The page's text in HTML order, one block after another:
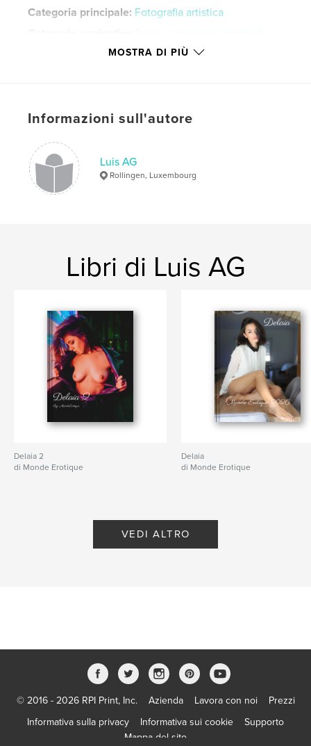
Categoria principale: Fotografia artistica
Formato del progetto:US Letter, 22×28 cm
luis.ag_photography
MOSTRA DI PIÙ
Informazioni sull'autore
Luis AG
Rollingen, Luxembourg
Libri di Luis AG
Delaia 2
di Monde Erotique
Delaia
di Monde Erotique
VEDI ALTRO
© 2016 - 2026 RPI Print, Inc. Azienda Lavora con noi
Prezzi
Informativa sulla privacy
Informativa sui cookie
Supporto
Mappa del sito